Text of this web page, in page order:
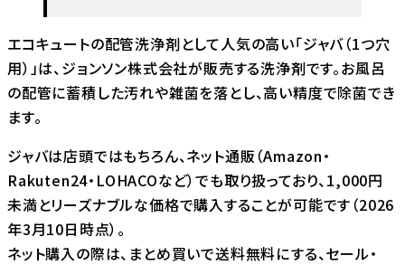
エコキュートの配管洗浄剤として人気の高い「ジャバ（1つ穴
用）」は、ジョンソン株式会社が販売する洗浄剤です。お風呂
の配管に蓄積した汚れや雑菌を落とし、高い精度で除菌でき
ます。
ジャバは店頭ではもちろん、ネット通販（Amazon・
Rakuten24・LOHACOなど）でも取り扱っており、1,000円
未満とリーズナブルな価格で購入することが可能です（2026
年3月10日時点）。
ネット購入の際は、まとめ買いで送料無料にする、セール・